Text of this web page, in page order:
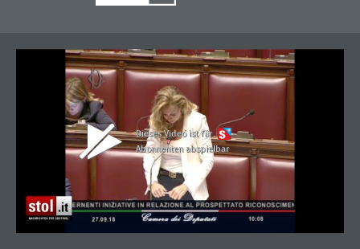
Dieses Video ist für
Abonnenten abspielbar